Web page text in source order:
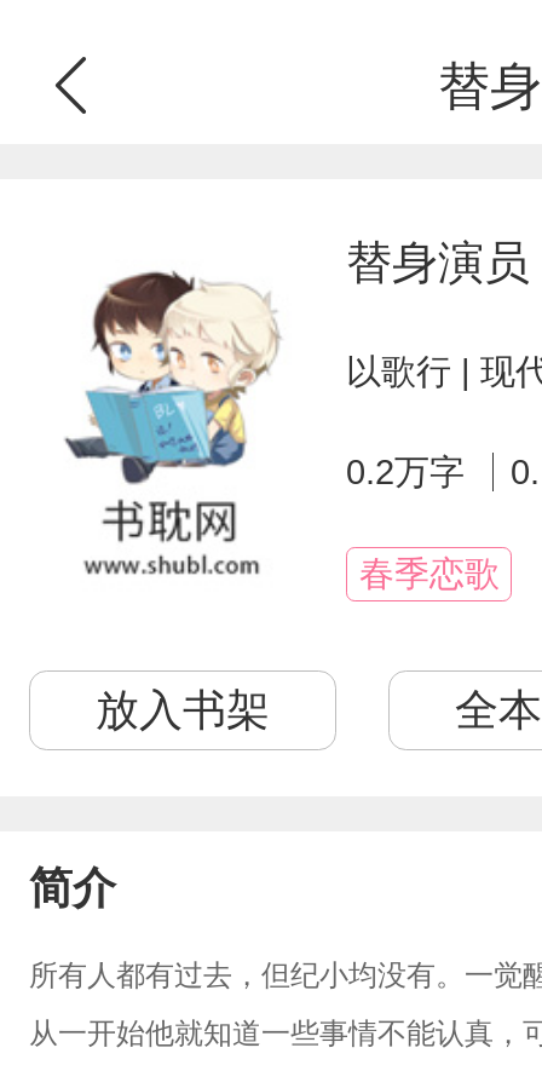
替
替身演员
以歌行 | 现
0.2万字
春季恋歌
放入书架 全
简介
所有人都有过去，但纪小均没有。一觉
从一开始他就知道一些事情不能认真